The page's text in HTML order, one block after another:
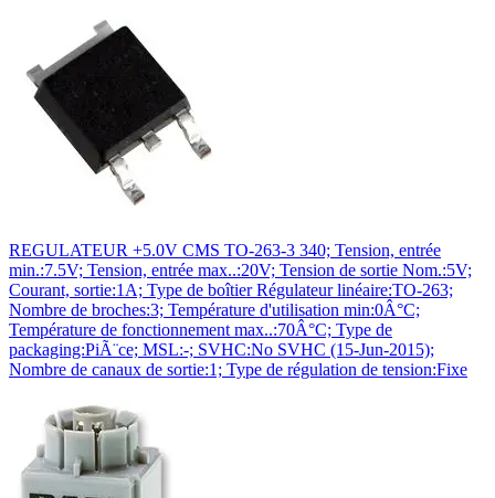
REGULATEUR +5.0V CMS TO-263-3 340; Tension, entrée
min.:7.5V; Tension, entrée max..:20V; Tension de sortie Nom.:5V;
Courant, sortie:1A; Type de boîtier Régulateur linéaire:TO-263;
Nombre de broches:3; Température d'utilisation min:0Â°C;
Température de fonctionnement max..:70Â°C; Type de
packaging:PiÃ¨ce; MSL:-; SVHC:No SVHC (15-Jun-2015);
Nombre de canaux de sortie:1; Type de régulation de tension:Fixe